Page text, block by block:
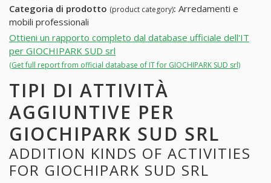
Categoria di prodotto (product category): Arredamenti e
mobili professionali
Ottieni un rapporto completo dal database ufficiale dell'IT
per GIOCHIPARK SUD srl
(Get full report from official database of IT for GIOCHIPARK SUD srl)
TIPI DI ATTIVITÀ
AGGIUNTIVE PER
GIOCHIPARK SUD SRL
ADDITION KINDS OF ACTIVITIES
FOR GIOCHIPARK SUD SRL